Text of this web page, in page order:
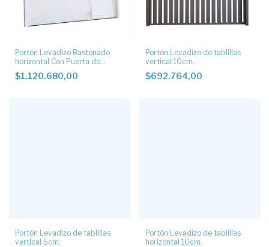
Portón Levadizo Bastonado
horizontal Con Puerta de
Escape lateral
$1.120.680,00
Portón Levadizo de tablillas
vertical 10cm.
$692.764,00
Portón Levadizo de tablillas
vertical 5cm.
Portón Levadizo de tablillas
horizontal 10cm.